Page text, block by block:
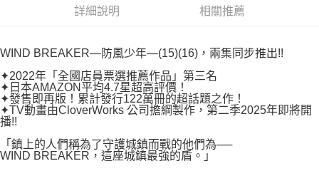
易，需依本服務之必要範圍內提供個人資料，並將交易相關給付款項請求債
https://aftee.tw/terms/#terms3
３．未成年的使用者請事先徵得法定代理人或監護人之同意方可使用
「AFTEE先享後付」，若未經同意申辦者引起之損失，本公司不負相關責
任。
４．使用「AFTEE先享後付」時，將依據個別帳號之用戶狀況，依本公司即
時審查核予不同之上限額度；若仍有額度不足之情形，本公司將視審查結果
５．嚴禁一人註冊多個帳號或使用他人資訊註冊。若發現惡意使用之情形，
恩沛科技股份有限公司將有權停止該用戶之使用額度並採取法律行動。
宅配
每筆NT$100，滿NT$800(含以上)免運費
國家/地區配送 查看運費
詳細說明 相關推薦
WIND BREAKER—防風少年—(15)(16)，兩集同步推出!!
✦2022年「全國店員票選推薦作品」第三名
✦日本AMAZON平均4.7星超高評價！
✦發售即再版！累計發行122萬冊的超話題之作！
✦TV動畫由CloverWorks 公司擔綱製作，第二季2025年即將開
播!!
「鎮上的人們稱為了守護城鎮而戰的他們為──
WIND BREAKER，這座城鎮最強的盾。」